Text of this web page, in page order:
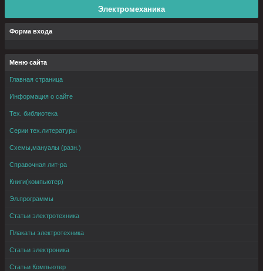
Электромеханика
Форма входа
Меню сайта
Главная страница
Информация о сайте
Тех. библиотека
Серии тех.литературы
Схемы,мануалы (разн.)
Справочная лит-ра
Книги(компьютер)
Эл.программы
Статьи электротехника
Плакаты электротехника
Статьи электроника
Статьи Компьютер